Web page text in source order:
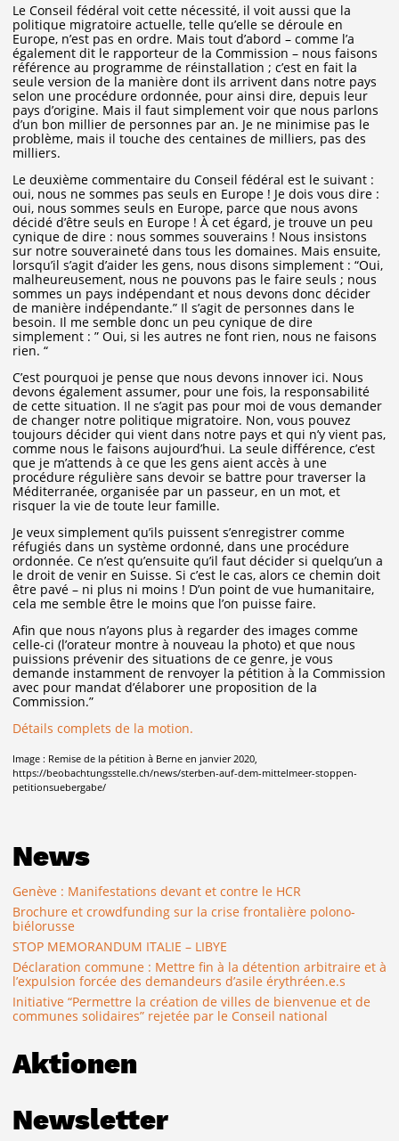
Le Conseil fédéral voit cette nécessité, il voit aussi que la
politique migratoire actuelle, telle qu’elle se déroule en
Europe, n’est pas en ordre. Mais tout d’abord – comme l’a
également dit le rapporteur de la Commission – nous faisons
référence au programme de réinstallation ; c’est en fait la
seule version de la manière dont ils arrivent dans notre pays
selon une procédure ordonnée, pour ainsi dire, depuis leur
pays d’origine. Mais il faut simplement voir que nous parlons
d’un bon millier de personnes par an. Je ne minimise pas le
problème, mais il touche des centaines de milliers, pas des
milliers.
Le deuxième commentaire du Conseil fédéral est le suivant :
oui, nous ne sommes pas seuls en Europe ! Je dois vous dire :
oui, nous sommes seuls en Europe, parce que nous avons
décidé d’être seuls en Europe ! À cet égard, je trouve un peu
cynique de dire : nous sommes souverains ! Nous insistons
sur notre souveraineté dans tous les domaines. Mais ensuite,
lorsqu’il s’agit d’aider les gens, nous disons simplement : “Oui,
malheureusement, nous ne pouvons pas le faire seuls ; nous
sommes un pays indépendant et nous devons donc décider
de manière indépendante.” Il s’agit de personnes dans le
besoin. Il me semble donc un peu cynique de dire
simplement : ” Oui, si les autres ne font rien, nous ne faisons
rien. “
C’est pourquoi je pense que nous devons innover ici. Nous
devons également assumer, pour une fois, la responsabilité
de cette situation. Il ne s’agit pas pour moi de vous demander
de changer notre politique migratoire. Non, vous pouvez
toujours décider qui vient dans notre pays et qui n’y vient pas,
comme nous le faisons aujourd’hui. La seule différence, c’est
que je m’attends à ce que les gens aient accès à une
procédure régulière sans devoir se battre pour traverser la
Méditerranée, organisée par un passeur, en un mot, et
risquer la vie de toute leur famille.
Je veux simplement qu’ils puissent s’enregistrer comme
réfugiés dans un système ordonné, dans une procédure
ordonnée. Ce n’est qu’ensuite qu’il faut décider si quelqu’un a
le droit de venir en Suisse. Si c’est le cas, alors ce chemin doit
être pavé – ni plus ni moins ! D’un point de vue humanitaire,
cela me semble être le moins que l’on puisse faire.
Afin que nous n’ayons plus à regarder des images comme
celle-ci (l’orateur montre à nouveau la photo) et que nous
puissions prévenir des situations de ce genre, je vous
demande instamment de renvoyer la pétition à la Commission
avec pour mandat d’élaborer une proposition de la
Commission.”
Détails complets de la motion.
Image : Remise de la pétition à Berne en janvier 2020,
https://beobachtungsstelle.ch/news/sterben-auf-dem-mittelmeer-stoppen-
petitionsuebergabe/
News
Genève : Manifestations devant et contre le HCR
Brochure et crowdfunding sur la crise frontalière polono-
biélorusse
STOP MEMORANDUM ITALIE – LIBYE
Déclaration commune : Mettre fin à la détention arbitraire et à
l’expulsion forcée des demandeurs d’asile érythréen.e.s
Initiative “Permettre la création de villes de bienvenue et de
communes solidaires” rejetée par le Conseil national
Aktionen
Newsletter